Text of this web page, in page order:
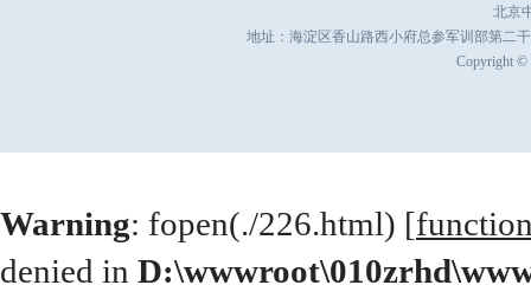
北京
地址：海淀区香山路西小府总参军训部第二干
Copyright
Warning: fopen(./226.html) [
denied in